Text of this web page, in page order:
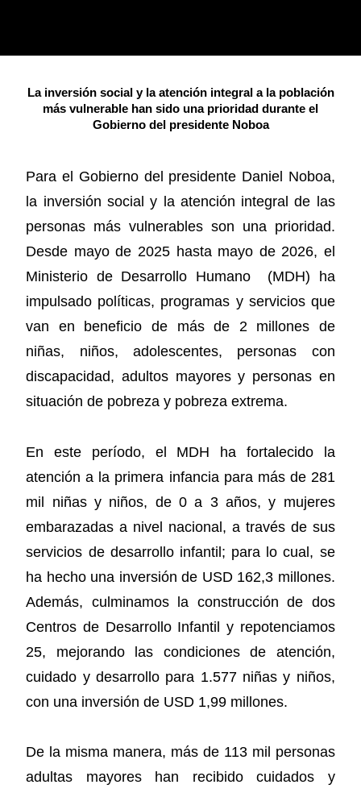
La inversión social y la atención integral a la población
más vulnerable han sido una prioridad durante el
Gobierno del presidente Noboa
Para el Gobierno del presidente Daniel Noboa,
la inversión social y la atención integral de las
personas más vulnerables son una prioridad.
Desde mayo de 2025 hasta mayo de 2026, el
Ministerio de Desarrollo Humano (MDH) ha
impulsado políticas, programas y servicios que
van en beneficio de más de 2 millones de
niñas, niños, adolescentes, personas con
discapacidad, adultos mayores y personas en
situación de pobreza y pobreza extrema.
En este período, el MDH ha fortalecido la
atención a la primera infancia para más de 281
mil niñas y niños, de 0 a 3 años, y mujeres
embarazadas a nivel nacional, a través de sus
servicios de desarrollo infantil; para lo cual, se
ha hecho una inversión de USD 162,3 millones.
Además, culminamos la construcción de dos
Centros de Desarrollo Infantil y repotenciamos
25, mejorando las condiciones de atención,
cuidado y desarrollo para 1.577 niñas y niños,
con una inversión de USD 1,99 millones.
De la misma manera, más de 113 mil personas
adultas mayores han recibido cuidados y